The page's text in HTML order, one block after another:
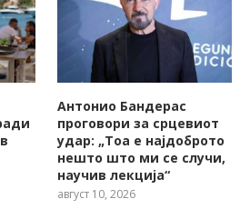
Антонио Бандерас
проговори за срцевиот
удар: „Тоа е најдоброто
нешто што ми се случи,
научив лекција“
август 10, 2026